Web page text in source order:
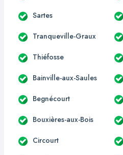
Sartes
Tranqueville-Graux
Thiéfosse
Bainville-aux-Saules
Begnécourt
Bouxières-aux-Bois
Circourt